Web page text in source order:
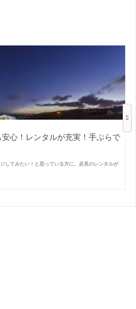
心！レンタルが充実！手ぶらで
してみたい！と思っている方に、必見のレンタルが